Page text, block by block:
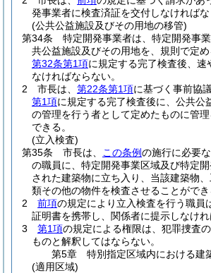
発事業者に検査済証を交付しなければな
(公共公益施設及びその用地の移管)
第34条
特定開発事業者は、特定開発事
共公益施設及びその用地を、規則で定め
第32条第1項に規定する完了検査後、速
なければならない。
2
市長は、 第22条第1項に基づく事前協
第1項に規定する完了検査後に、公共公
の管理を行う者として定めたものに管
できる。
(立入検査)
第35条
市長は、 この条例の施行に必要
の職員に、特定開発事業区域及び特定
された建築物に立ち入り、当該建築物
類その他の物件を検査させることができ
2
前項の規定により立入検査を行う職員
証明書を携帯し、関係者に提示しなけれ
3
第1項の規定による権限は、犯罪捜査
ものと解釈してはならない。
第5章
特別指定区域内における建
(適用区域)